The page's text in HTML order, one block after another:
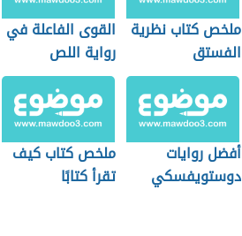
ملخص كتاب نظرية
الفستق
القوى الفاعلة في
رواية اللص
والكلاب
أفضل روايات
دوستويفسكي
ملخص كتاب كيف
تقرأ كتابًا